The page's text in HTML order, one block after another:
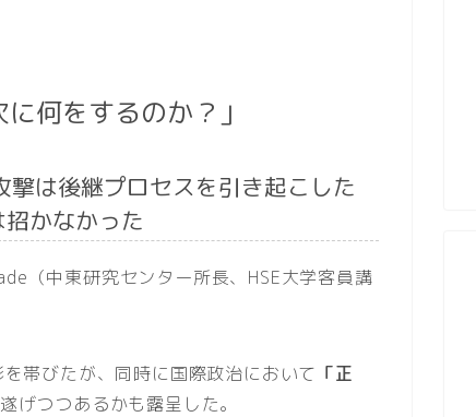
何をするのか？」
は後継プロセスを引き起こした
かなかった
（中東研究センター所長、HSE大学客員講
帯びたが、同時に国際政治において 「正
げつつあるかも露呈した。